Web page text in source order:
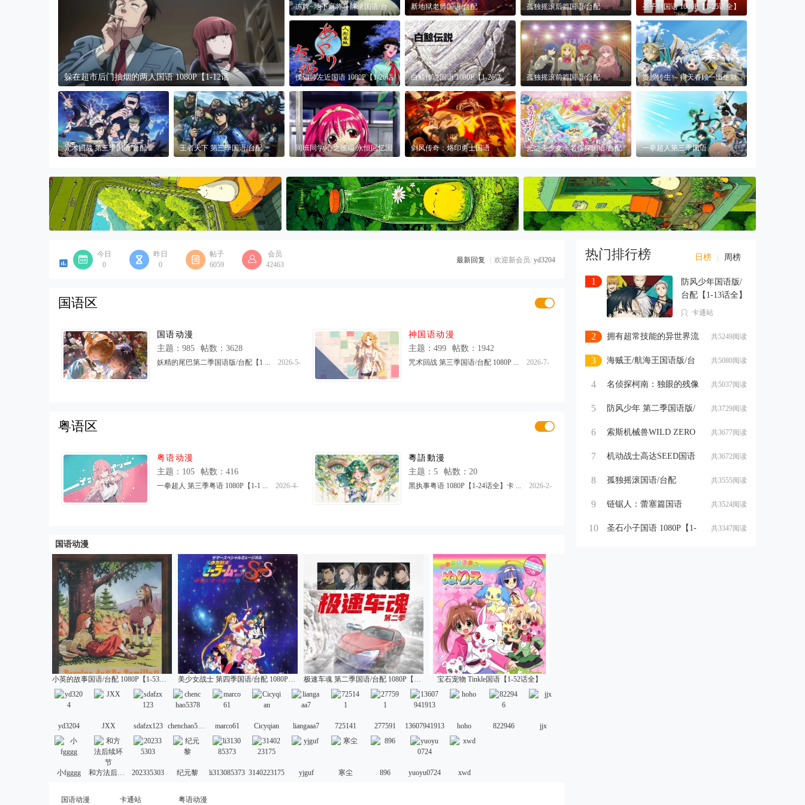
躲在超市后门抽烟的两人国语 1080P【1-12话
冻牌~地下麻将斗牌录国语/台
配 1080P【更新
新地狱老师国语/台配
1080P【1-13话全】
孤独摇滚后篇国语/台配
1080P【剧场版】
圣子到国语 1080P【1-25话全】
傀儡师左近国语 1080P【1-26话
全】
白鲸传说国语 1080P【1-26话
全】
孤独摇滚前篇国语/台配
1080P【剧场版】
贵族转生 ～得天眷顾一出生就
获得最强力量
咒术回战 第三季国语/台配 王者天下 第三季国语/台配 同班同学/心之彼端 永恒回忆国 剑风传奇：烙印勇士国语 光之美少女：名侦探国语/台配 一拳超人第三季国语
今日
0
昨日
0
帖子
6059
会员
42463
最新回复 欢迎新会员: yd3204
国语区
国语动漫
主题：985
帖数：3628
妖精的尾巴第二季国语版/台配【1 ...
2026-5-
神国语动漫
主题：499
帖数：1942
咒术回战 第三季国语/台配 1080P ...
2026-7-
粤语区
粤语动漫
主题：105
帖数：416
一拳超人 第三季粤语 1080P【1-1 ...
2026-4-
粵語動漫
主题：5
帖数：20
黑执事粤语 1080P【1-24话全】卡 ...
2026-2-
国语动漫
小英的故事国语/台配 1080P【1-53话全】 美少女战士 第四季国语/台配 1080P【1-39话全】 极速车魂 第二季国语/台配 1080P【1-12话全】 宝石宠物 Tinkle国语【1-52话全】
yd3204 JXX sdafzx123 chenchao5378 marco61 Cicyqian liangaaa7 725141 277591 13607941913 hoho 822946 jjx
小fgggg 和方法后续环节 202335303 纪元黎 li313085373 3140223175 yjguf 寒尘 896 yuoyu0724 xwd
国语动漫 卡通站 粤语动漫
热门排行榜 日榜 周榜
1
防风少年国语版/
台配【1-13话全】
卡通站
2
拥有超常技能的异世界流
共5249阅读
3
海贼王/航海王国语版/台
共5080阅读
4
名侦探柯南：独眼的残像
共5037阅读
5
防风少年 第二季国语版/
共3729阅读
6
索斯机械兽WILD ZERO
共3677阅读
7
机动战士高达SEED国语
共3672阅读
8
孤独摇滚国语/台配
共3555阅读
9
链锯人：蕾塞篇国语
共3524阅读
10
圣石小子国语 1080P【1-
共3347阅读